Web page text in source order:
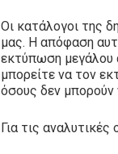
Οι κατάλογοι της
μας. Η απόφαση
εκτύπωση μεγάλου
μπορείτε να τον
όσους δεν μπορούν
Για τις